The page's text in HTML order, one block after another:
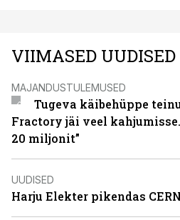
VIIMASED UUDISED
MAJANDUSTULEMUSED
Tugeva käibehüppe
Fractory jäi veel
20 miljonit”
UUDISED
Harju Elekter pikendas